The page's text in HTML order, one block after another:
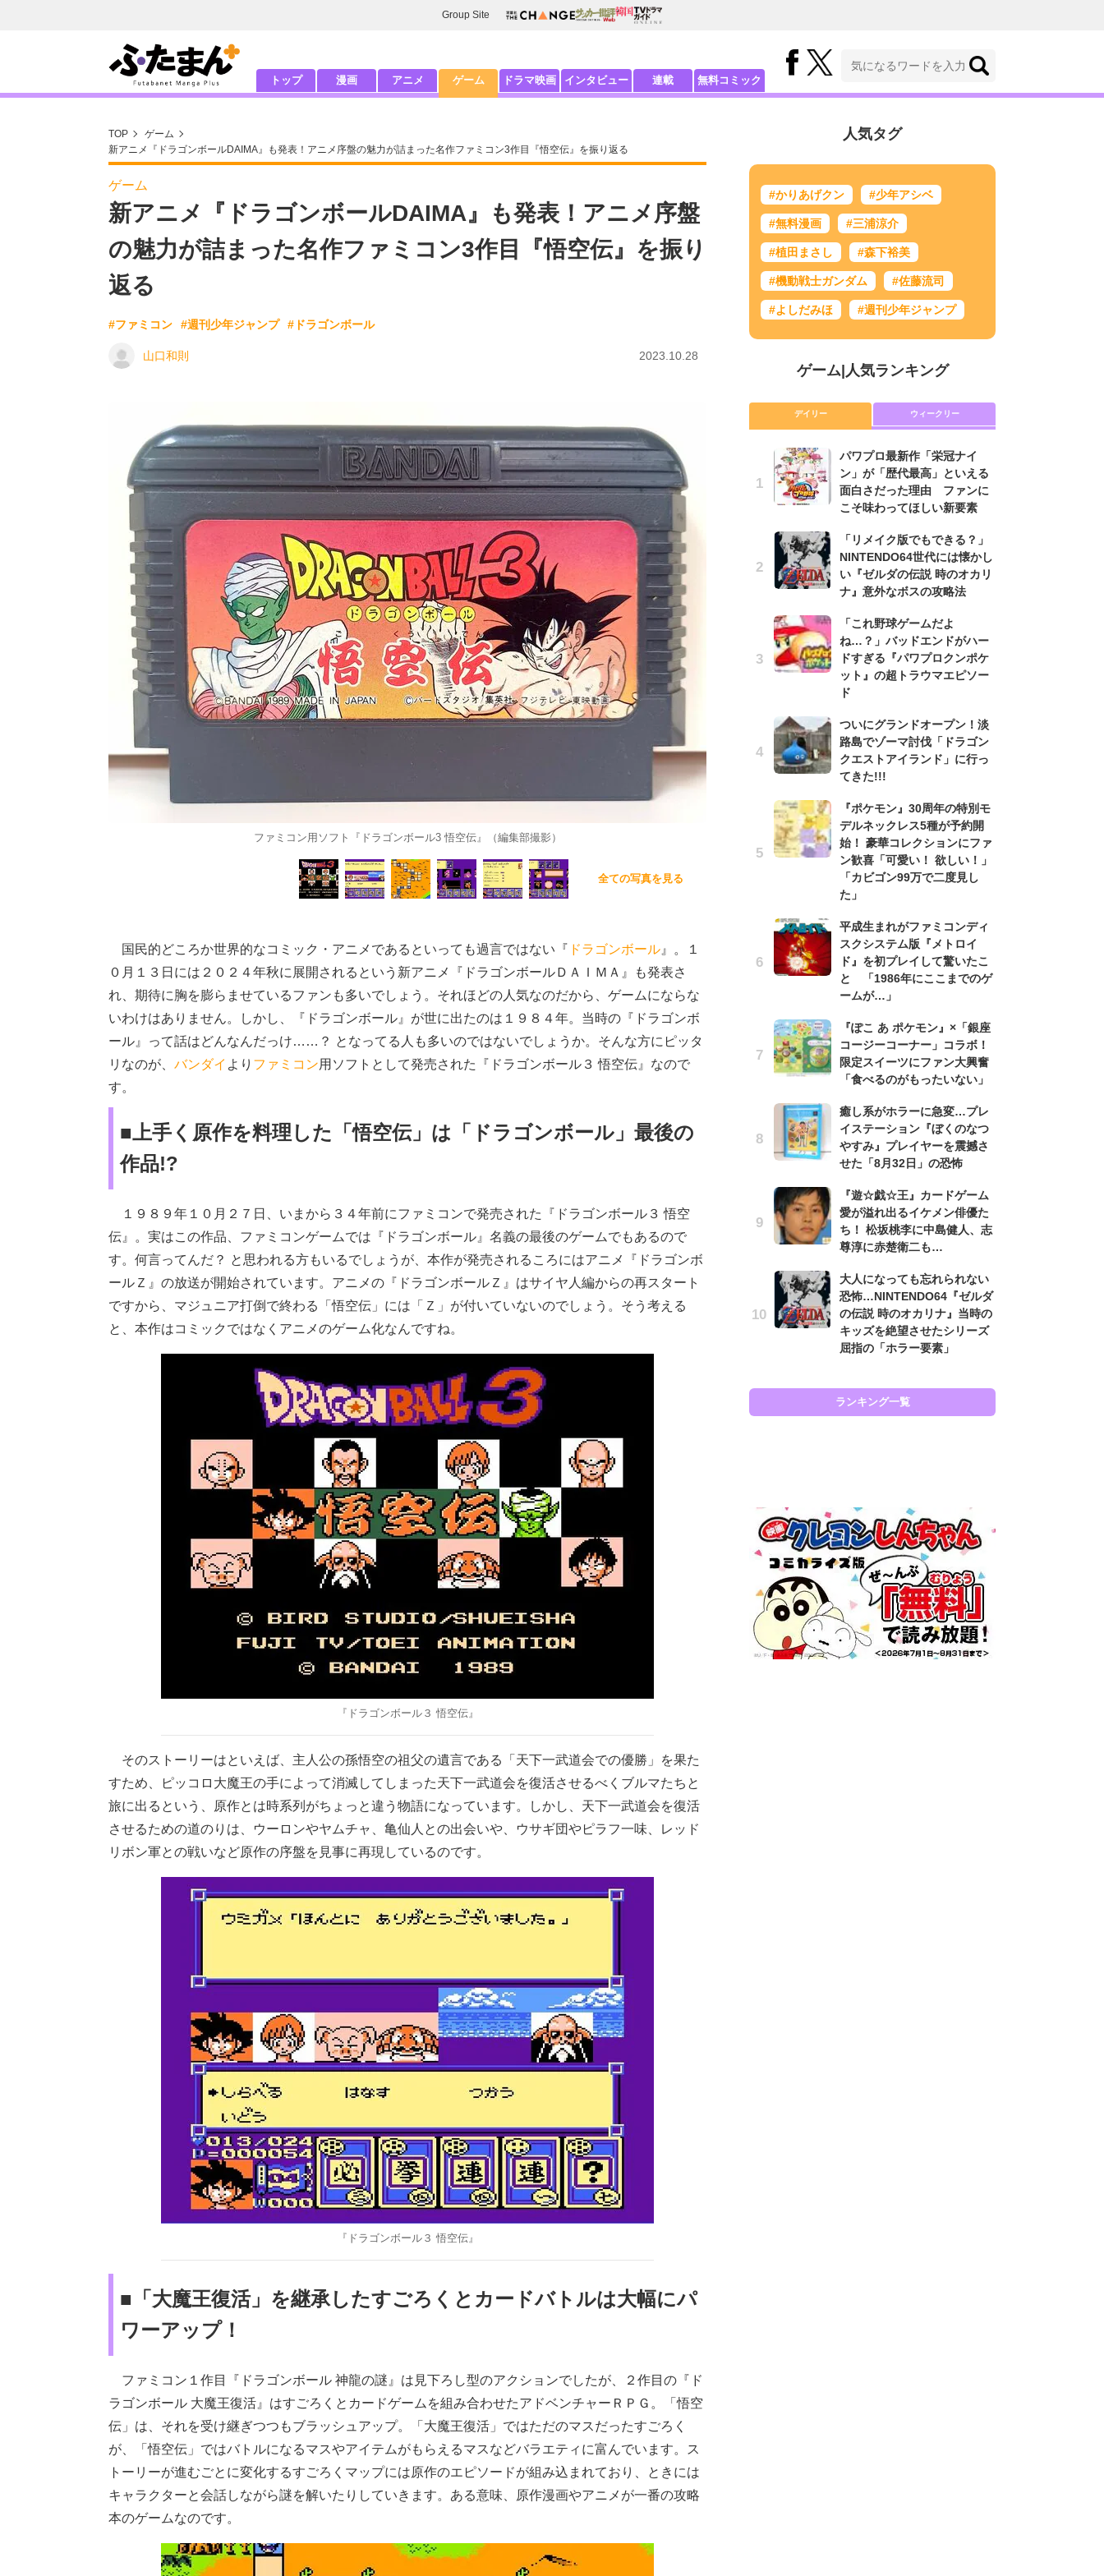
Group Site
トップ 漫画 アニメ ゲーム ドラマ映画 インタビュー 連載 無料コミック
TOP
ゲーム
新アニメ『ドラゴンボールDAIMA』も発表！アニメ序盤の魅力が詰まった名作ファミコン3作目『悟空伝』を振り返る
ゲーム
新アニメ『ドラゴンボールDAIMA』も発表！アニメ序盤
の魅力が詰まった名作ファミコン3作目『悟空伝』を振り
返る
#ファミコン #週刊少年ジャンプ #ドラゴンボール
山口和則 2023.10.28
ファミコン用ソフト『ドラゴンボール3 悟空伝』（編集部撮影）
全ての写真を見る
国民的どころか世界的なコミック・アニメであるといっても過言ではない『 ドラゴンボール 』。１
０月１３日には２０２４年秋に展開されるという新アニメ『ドラゴンボールＤＡＩＭＡ』も発表さ
れ、期待に胸を膨らませているファンも多いでしょう。それほどの人気なのだから、ゲームにならな
いわけはありません。しかし、『ドラゴンボール』が世に出たのは１９８４年。当時の『ドラゴンボ
ール』って話はどんなんだっけ……？ となってる人も多いのではないでしょうか。そんな方にピッタ
リなのが、 バンダイ より ファミコン用ソフトとして発売された『ドラゴンボール３ 悟空伝』なので
す。
■上手く原作を料理した「悟空伝」は「ドラゴンボール」最後の
作品!?
１９８９年１０月２７日、いまから３４年前にファミコンで発売された『ドラゴンボール３ 悟空
伝』。実はこの作品、ファミコンゲームでは『ドラゴンボール』名義の最後のゲームでもあるので
す。何言ってんだ？ と思われる方もいるでしょうが、本作が発売されるころにはアニメ『ドラゴンボ
ールＺ』の放送が開始されています。アニメの『ドラゴンボールＺ』はサイヤ人編からの再スタート
ですから、マジュニア打倒で終わる「悟空伝」には「Ｚ」が付いていないのでしょう。そう考える
と、本作はコミックではなくアニメのゲーム化なんですね。
『ドラゴンボール３ 悟空伝』
そのストーリーはといえば、主人公の孫悟空の祖父の遺言である「天下一武道会での優勝」を果た
すため、ピッコロ大魔王の手によって消滅してしまった天下一武道会を復活させるべくブルマたちと
旅に出るという、原作とは時系列がちょっと違う物語になっています。しかし、天下一武道会を復活
させるための道のりは、ウーロンやヤムチャ、亀仙人との出会いや、ウサギ団やピラフ一味、レッド
リボン軍との戦いなど原作の序盤を見事に再現しているのです。
『ドラゴンボール３ 悟空伝』
■「大魔王復活」を継承したすごろくとカードバトルは大幅にパ
ワーアップ！
ファミコン１作目『ドラゴンボール 神龍の謎』は見下ろし型のアクションでしたが、２作目の『ド
ラゴンボール 大魔王復活』はすごろくとカードゲームを組み合わせたアドベンチャーＲＰＧ。「悟空
伝」は、それを受け継ぎつつもブラッシュアップ。「大魔王復活」ではただのマスだったすごろく
が、「悟空伝」ではバトルになるマスやアイテムがもらえるマスなどバラエティに富んでいます。ス
トーリーが進むごとに変化するすごろくマップには原作のエピソードが組み込まれており、ときには
キャラクターと会話しながら謎を解いたりしていきます。ある意味、原作漫画やアニメが一番の攻略
本のゲームなのです。
人気タグ
#かりあげクン #少年アシベ
#無料漫画 #三浦涼介
#植田まさし #森下裕美
#機動戦士ガンダム #佐藤流司
#よしだみほ #週刊少年ジャンプ
ゲーム| 人気ランキング
デイリー ウィークリー
パワプロ最新作「栄冠ナイ
ン」が「歴代最高」といえる
面白さだった理由 ファンに
こそ味わってほしい新要素
「リメイク版でもできる？」
NINTENDO64世代には懐かし
い『ゼルダの伝説 時のオカリ
ナ』意外なボスの攻略法
「これ野球ゲームだよ
ね…？」バッドエンドがハー
ドすぎる『パワプロクンポケ
ット』の超トラウマエピソー
ド
ついにグランドオープン！淡
路島でゾーマ討伐「ドラゴン
クエストアイランド」に行っ
てきた!!!
『ポケモン』30周年の特別モ
デルネックレス5種が予約開
始！ 豪華コレクションにファ
ン歓喜「可愛い！ 欲しい！」
「カビゴン99万で二度見し
た」
平成生まれがファミコンディ
スクシステム版『メトロイ
ド』を初プレイして驚いたこ
と 「1986年にここまでのゲ
ームが…」
『ぽこ あ ポケモン』×「銀座
コージーコーナー」コラボ！
限定スイーツにファン大興奮
「食べるのがもったいない」
癒し系がホラーに急変…プレ
イステーション『ぼくのなつ
やすみ』プレイヤーを震撼さ
せた「8月32日」の恐怖
『遊☆戯☆王』カードゲーム
愛が溢れ出るイケメン俳優た
ち！ 松坂桃李に中島健人、志
尊淳に赤楚衛二も…
大人になっても忘れられない
恐怖…NINTENDO64『ゼルダ
の伝説 時のオカリナ』当時の
キッズを絶望させたシリーズ
屈指の「ホラー要素」
ランキング一覧